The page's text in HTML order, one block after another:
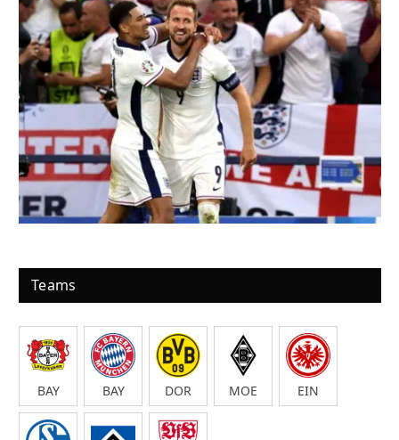
Teams
BAY BAY DOR MOE EIN